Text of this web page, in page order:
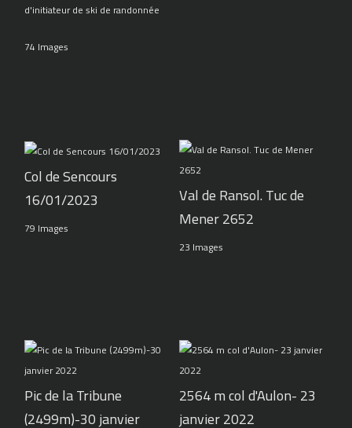
d'initiateur de ski de randonnée
74 Images
Col de Sencours
16/01/2023
79 Images
Val de Ransol. Tuc de
Mener 2652
23 Images
Pic de la Tribune
(2499m)-30 janvier
2564 m col d'Aulon- 23
janvier 2022